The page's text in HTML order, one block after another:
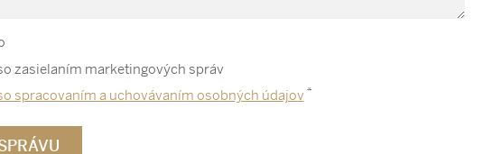
zasielaním marketingových správ
spracovaním a uchovávaním osobných údajov *